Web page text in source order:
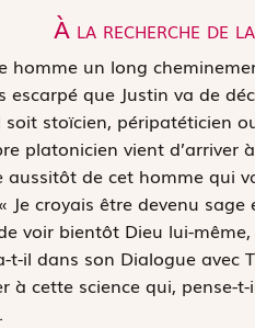
À la recherche de
homme un long
escarpé que Justin va de
soit stoïcien, péripatéticien
platonicien vient d’arriver
aussitôt de cet homme qui
Je croyais être devenu
voir bientôt Dieu lui-
t-il dans son Dialogue avec
à cette science qui, pense-